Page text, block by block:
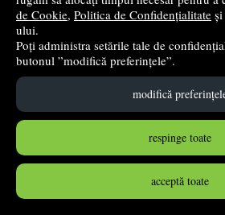
de Cookie, Politica de Confidențialitate și
ului.
Poți administra setările tale de
butonul ”modifică preferințele”.
modifică
respinge toate
acceptă toate
în stoc
Cumpără